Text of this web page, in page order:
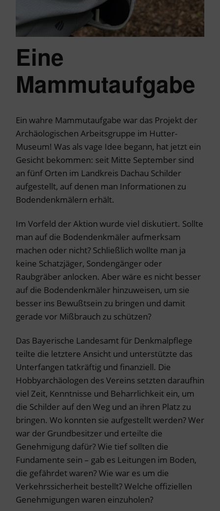
Eine
Mammutaufgabe
Ein wahre Mammutaufgabe war das Projekt der
Archäologischen Arbeitsgruppe im Hutter-
Museum! Was als vage Idee begann, hat jetzt ein
Gesicht bekommen: seit Mitte September sind
an fünf Orten im Landkreis Dachau Schilder
aufgestellt, auf denen man Informationen zu
Bodendenkmälern erhält.
Im Vorfeld der Aktion wurde viel diskutiert. Sollte
man auf die Bodendenkmäler aufmerksam
machen oder nicht? Schließlich wollte man ja
keine Schatzjäger, Sondengänger oder
Raubgräber anlocken. Aber wäre es nicht besser
auf die Bodendenkmäler hinzuweisen, um sie
besser ins Bewußtsein zu bringen und damit
gerade vor Mißbrauch zu schützen?
Das Bayerische Landesamt für Denkmalpflege
teilte die letztere Ansicht und unterstützte das
Unterfangen tatkräftig und finanziell. Die
Hobbyarchäologen des Vereins setzten daraufhin
viel Zeit, Kenntnisse und Beharrlichkeit ein, um
die Schilder auf den Weg und an ihren Platz zu
bringen. Wo konnten sie aufgestellt werden? Wer
war der Grundbesitzer und erteilte die
Genehmigung dafür? Wie tief sollten die
Fundamente sein – gab es Leitungen im Boden,
die gefährdet waren? Wie war es um die
Verkehrssicherheit bestellt? Welche offiziellen
Genehmigungen waren einzuholen?